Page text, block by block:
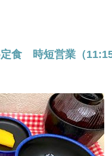
食 時短営業（